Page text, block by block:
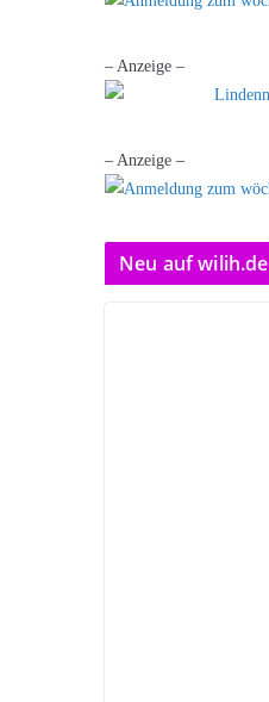
– Anzeige –
– Anzeige –
Neu auf wilih.de